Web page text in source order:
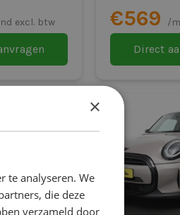
excl. btw €569 /
Direct
×
te analyseren. We
die deze
verzameld door